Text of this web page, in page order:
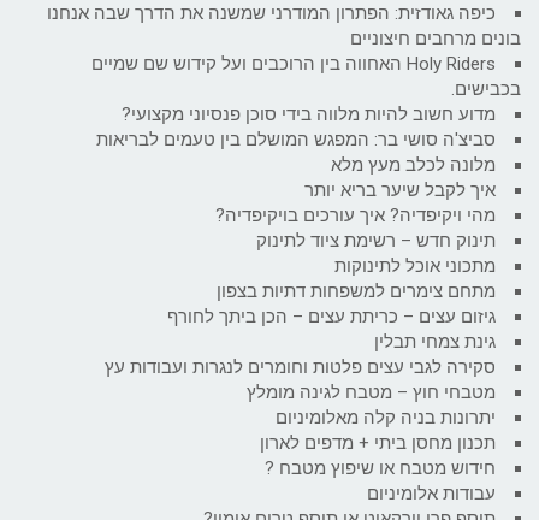
כיפה גאודזית: הפתרון המודרני שמשנה את הדרך שבה אנחנו
בונים מרחבים חיצוניים
Holy Riders האחווה בין הרוכבים ועל קידוש שם שמיים
בכבישים.
מדוע חשוב להיות מלווה בידי סוכן פנסיוני מקצועי?
סביצ'ה סושי בר: המפגש המושלם בין טעמים לבריאות
מלונה לכלב מעץ מלא
איך לקבל שיער בריא יותר
מהי ויקיפדיה? איך עורכים בויקיפדיה?
תינוק חדש – רשימת ציוד לתינוק
מתכוני אוכל לתינוקות
מתחם צימרים למשפחות דתיות בצפון
גיזום עצים – כריתת עצים – הכן ביתך לחורף
גינת צמחי תבלין
סקירה לגבי עצים פלטות וחומרים לנגרות ועבודות עץ
מטבחי חוץ – מטבח לגינה מומלץ
יתרונות בניה קלה מאלומיניום
תכנון מחסן ביתי + מדפים לארון
חידוש מטבח או שיפוץ מטבח ?
עבודות אלומיניום